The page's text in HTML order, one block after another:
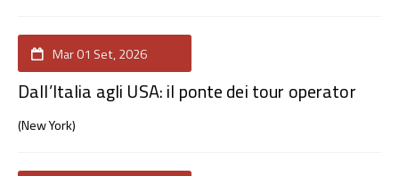
Mar 01 Set, 2026
Dall’Italia agli USA: il ponte dei tour operator
(New York)